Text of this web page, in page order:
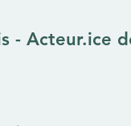
- Acteur.ice